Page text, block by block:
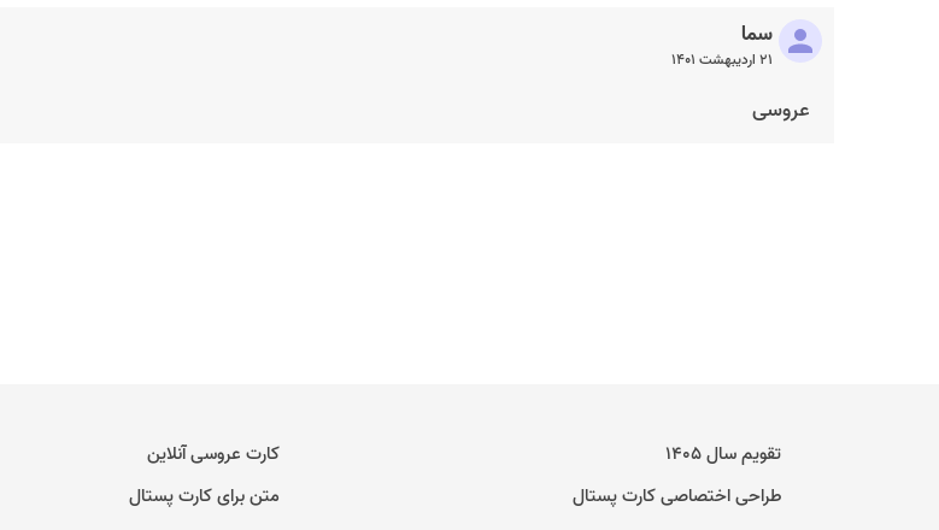
سما
۲۱ اردیبهشت ۱۴۰۱
عروسی
تقویم سال ۱۴۰۵
طراحی اختصاصی کارت پستال
کارت عروسی آنلاین
متن برای کارت پستال